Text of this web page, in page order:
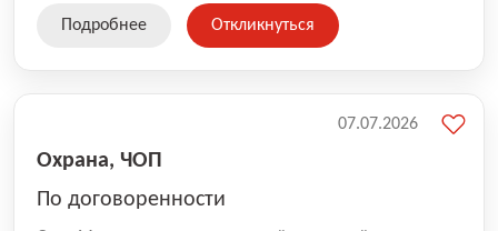
Подробнее Откликнуться
Охрана, ЧОП
По договоренности
07.07.2026